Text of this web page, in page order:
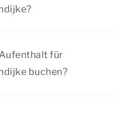
für
buchen?